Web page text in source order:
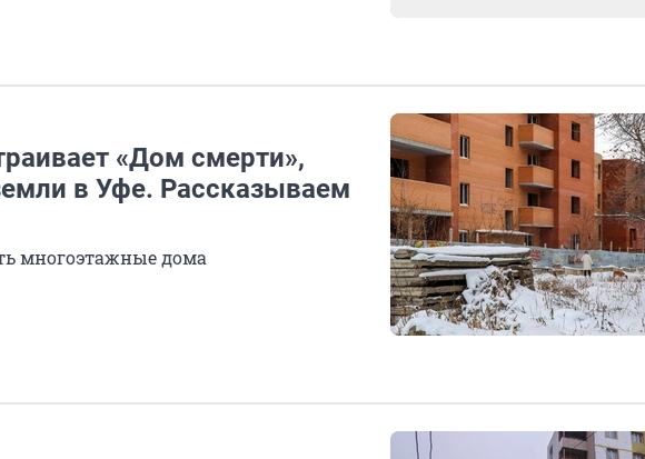
«Дом смерти»,
в Уфе. Рассказываем
многоэтажные дома